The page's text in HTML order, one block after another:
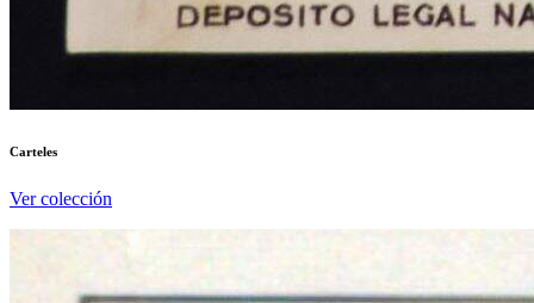
Carteles
Ver colección